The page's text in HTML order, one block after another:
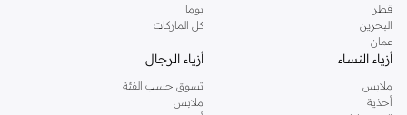
قطر
البحرين
عمان
بوما
كل الماركات
أزياء النساء
ملابس
أحذية
أزياء الرجال
تسوق حسب الفئة
ملابس